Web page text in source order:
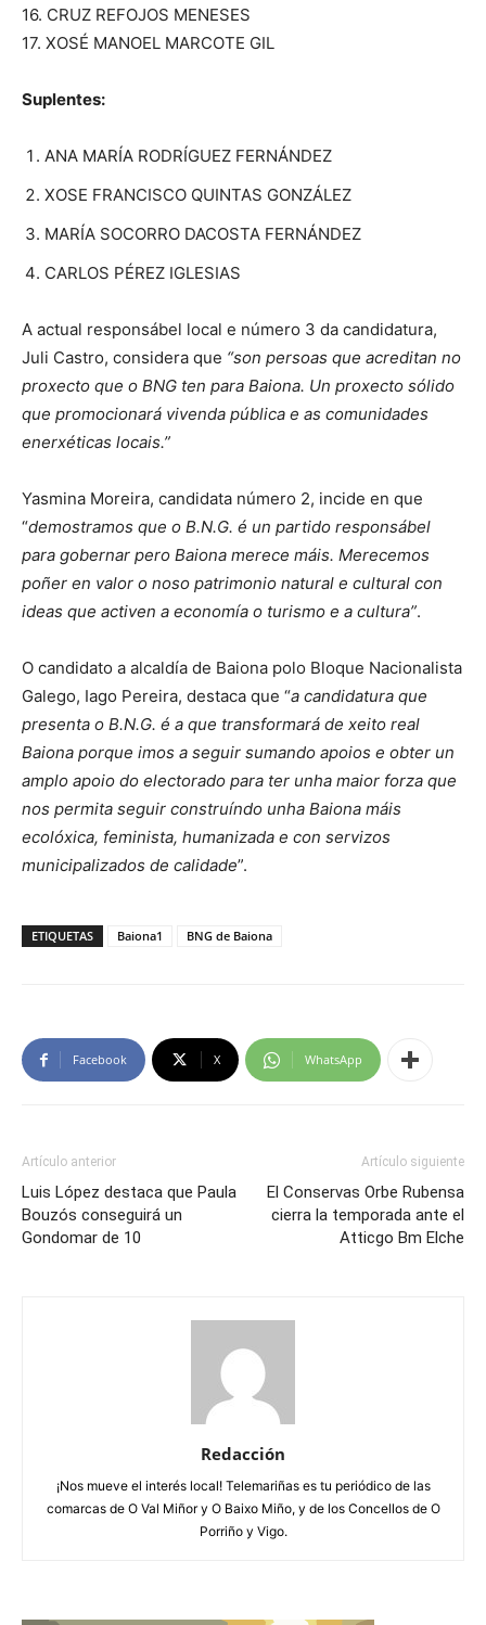
16. CRUZ REFOJOS MENESES
17. XOSÉ MANOEL MARCOTE GIL
Suplentes:
ANA MARÍA RODRÍGUEZ FERNÁNDEZ
XOSE FRANCISCO QUINTAS GONZÁLEZ
MARÍA SOCORRO DACOSTA FERNÁNDEZ
CARLOS PÉREZ IGLESIAS
A actual responsábel local e número 3 da candidatura,
Juli Castro, considera que “son persoas que acreditan no
proxecto que o BNG ten para Baiona. Un proxecto sólido
que promocionará vivenda pública e as comunidades
enerxéticas locais.”
Yasmina Moreira, candidata número 2, incide en que
“demostramos que o B.N.G. é un partido responsábel
para gobernar pero Baiona merece máis. Merecemos
poñer en valor o noso patrimonio natural e cultural con
ideas que activen a economía o turismo e a cultura”.
O candidato a alcaldía de Baiona polo Bloque Nacionalista
Galego, Iago Pereira, destaca que “a candidatura que
presenta o B.N.G. é a que transformará de xeito real
Baiona porque imos a seguir sumando apoios e obter un
amplo apoio do electorado para ter unha maior forza que
nos permita seguir construíndo unha Baiona máis
ecolóxica, feminista, humanizada e con servizos
municipalizados de calidade”.
ETIQUETAS Baiona1 BNG de Baiona
Facebook X WhatsApp
Artículo anterior
Luis López destaca que Paula
Bouzós conseguirá un
Gondomar de 10
Artículo siguiente
El Conservas Orbe Rubensa
cierra la temporada ante el
Atticgo Bm Elche
Redacción
¡Nos mueve el interés local! Telemariñas es tu periódico de las
comarcas de O Val Miñor y O Baixo Miño, y de los Concellos de O
Porriño y Vigo.